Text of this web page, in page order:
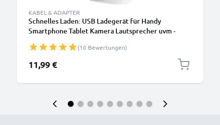
KABEL & ADAPTER
Schnelles Laden: USB Ladegerät für Handy
Smartphone Tablet Kamera Lautsprecher uvm -
Ladestecker / USB Lader
(10 Bewertungen)
11,99 €